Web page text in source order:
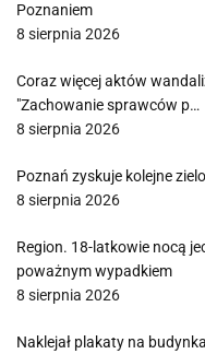
Poznaniem
8 sierpnia 2026
Coraz więcej aktów
"Zachowanie sprawców p…
8 sierpnia 2026
Poznań zyskuje kolejne
8 sierpnia 2026
Region. 18-latkowie nocą
poważnym wypadkiem
8 sierpnia 2026
Naklejał plakaty na